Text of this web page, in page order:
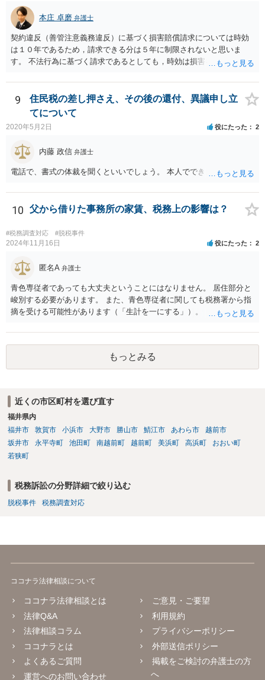
本庄 卓磨 弁護士
契約違反（善管注意義務違反）に基づく損害賠償請求については時効
は１０年であるため，請求できる分は５年に制限されないと思いま
す。 不法行為に基づく請求であるとしても，時効は損害を知ってから
とをお勧めいたします。
9
住民税の差し押さえ、その後の還付、異議申し立
てについて
2020年5月2日 役にたった 2
内藤 政信 弁護士
電話で、書式の体裁を聞くといいでしょう。 本人でできますね。
10 父から借りた事務所の家賃、税務上の影響は？
#税務調査対応 #脱税事件
2024年11月16日 役にたった 2
匿名A 弁護士
青色専従者であっても大丈夫ということにはなりません。 居住部分と
峻別する必要があります。 また、青色専従者に関しても税務署から指
摘を受ける可能性があります（「生計を一にする」）。
もっとみる
近くの市区町村を選び直す
福井県内
福井市
敦賀市 小浜市 大野市 勝山市 鯖江市 あわら市
越前市
坂井市
永平寺町 池田町 南越前町 越前町 美浜町 高浜町
おおい町
若狭町
税務訴訟の分野詳細で絞り込む
脱税事件 税務調査対応
ココナラ法律相談について
ココナラ法律相談とは
法律Q&A
法律相談コラム
ココナラとは
よくあるご質問
運営へのお問い合わせ
ご意見・ご要望
利用規約
プライバシーポリシー
外部送信ポリシー
掲載をご検討の弁護士の方
へ